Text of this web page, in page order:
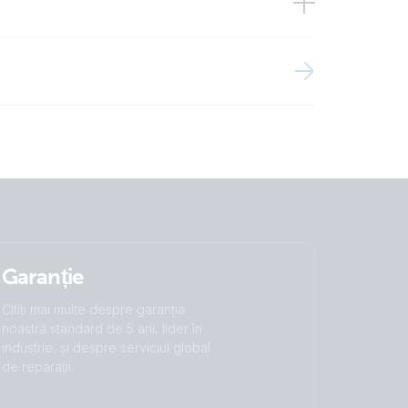
Garanție
Citiți mai multe despre garanția
noastră standard de 5 ani, lider în
industrie, și despre serviciul global
de reparații.